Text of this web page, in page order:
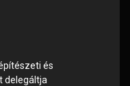
és
delegáltja